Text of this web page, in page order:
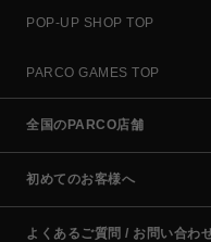
POP-UP SHOP TOP
PARCO GAMES TOP
全国のPARCO店舗
初めてのお客様へ
よくあるご質問 / お問い合わ